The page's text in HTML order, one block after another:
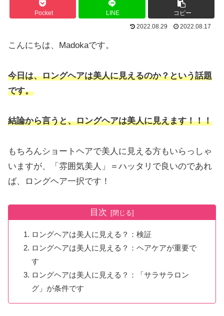
Pocket LINE
コピー
2022.08.29
2022.08.17
こんにちは、Madokaです。
今日は、ロングヘアは美人に見えるのか？という話題
です。
結論から言うと、ロングヘアは美人に見えます！！！
もちろんショートヘアで美人に見える方もいらっしゃ
いますが、「雰囲気美人」＝ハッタリで良いのであれ
ば、ロングヘア一択です！
目次
ロングヘアは美人に見える？：検証
ロングヘアは美人に見える？：ヘアケアが重要で
す
ロングヘアは美人に見える？：「サラサラロン
グ」が条件です